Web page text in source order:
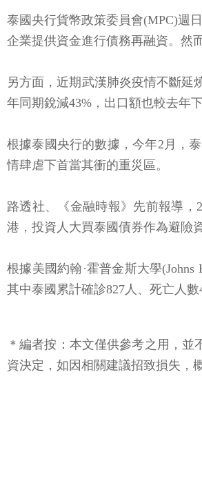
泰國央行貨幣政策委員會(MPC)週
企業提供資金進行債務再融資。然
另方面，近期武漢肺炎疫情不斷延
年同期銳減43%，出口額也較去年下
根據泰國央行的數據，今年2月，
情肆虐下首當其衝的重災區。
路透社、《金融時報》先前報導
港，投資人大買泰國債券作為避險
根據美國約翰·霍普金斯大學
其中泰國累計確診827人、死亡人數
＊編者按：本文僅供參考之用，
資決定，如因相關建議招致損失，